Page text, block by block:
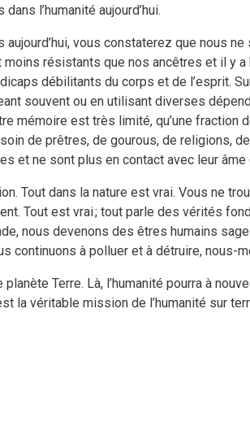
l’humanité aujourd’hui.
vous constaterez que nous
résistants que nos ancêtres et il y
débilitants du corps et de l’esprit.
souvent ou en utilisant diverses
mémoire est très limité, qu’une fraction
de prêtres, de gourous, de religions,
et ne sont plus en contact avec leur
Tout dans la nature est vrai. Vous ne
Tout est vrai ; tout parle des vérités
nous devenons des êtres humains
continuons à polluer et à détruire, nous-
Terre. Là, l’humanité pourra à
la véritable mission de l’humanité sur